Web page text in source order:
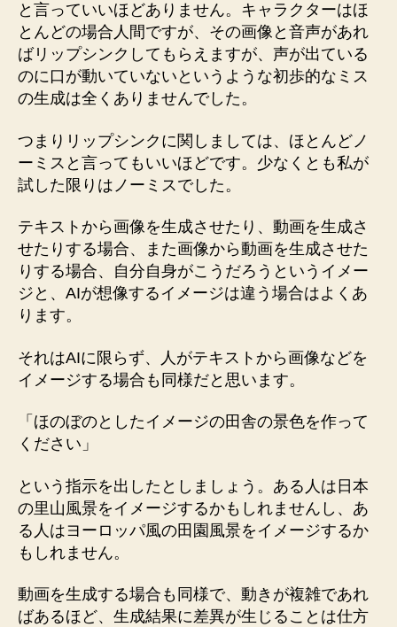
と言っていいほどありません。キャラクターはほ
とんどの場合人間ですが、その画像と音声があれ
ばリップシンクしてもらえますが、声が出ている
のに口が動いていないというような初歩的なミス
の生成は全くありませんでした。
つまりリップシンクに関しましては、ほとんどノ
ーミスと言ってもいいほどです。少なくとも私が
試した限りはノーミスでした。
テキストから画像を生成させたり、動画を生成さ
せたりする場合、また画像から動画を生成させた
りする場合、自分自身がこうだろうというイメー
ジと、AIが想像するイメージは違う場合はよくあ
ります。
それはAIに限らず、人がテキストから画像などを
イメージする場合も同様だと思います。
「ほのぼのとしたイメージの田舎の景色を作って
ください」
という指示を出したとしましょう。ある人は日本
の里山風景をイメージするかもしれませんし、あ
る人はヨーロッパ風の田園風景をイメージするか
もしれません。
動画を生成する場合も同様で、動きが複雑であれ
ばあるほど、生成結果に差異が生じることは仕方